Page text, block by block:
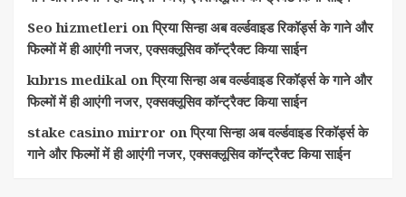
Seo hizmetleri onप्रिया सिन्हा अब वर्ल्डवाइड रिकॉर्ड्स के गाने और
फिल्मों में ही आएंगी नजर, एक्सक्लूसिव कॉन्ट्रैक्ट किया साईन
kıbrıs medikal onप्रिया सिन्हा अब वर्ल्डवाइड रिकॉर्ड्स के गाने और
फिल्मों में ही आएंगी नजर, एक्सक्लूसिव कॉन्ट्रैक्ट किया साईन
stake casino mirror onप्रिया सिन्हा अब वर्ल्डवाइड रिकॉर्ड्स के
गाने और फिल्मों में ही आएंगी नजर, एक्सक्लूसिव कॉन्ट्रैक्ट किया साईन